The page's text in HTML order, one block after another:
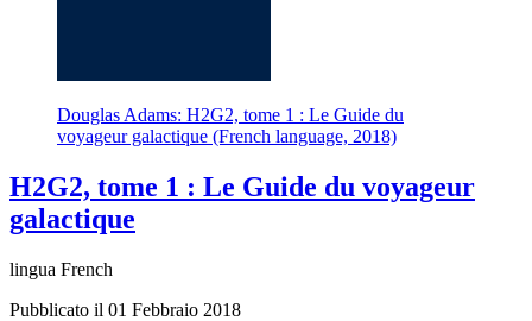
Douglas Adams: H2G2, tome 1 : Le Guide du
voyageur galactique (French language, 2018)
H2G2, tome 1 : Le Guide du voyageur
galactique
lingua French
Pubblicato il 01 Febbraio 2018